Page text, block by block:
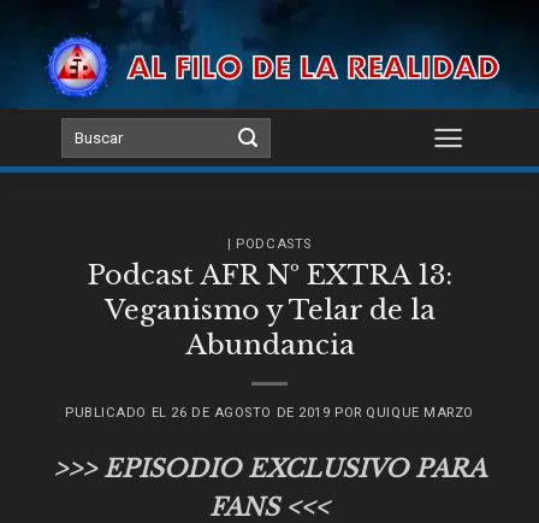
content
| PODCASTS
Podcast AFR Nº EXTRA 13:
Veganismo y Telar de la
Abundancia
PUBLICADO EL 26 DE AGOSTO DE 2019 POR QUIQUE MARZO
>>> EPISODIO EXCLUSIVO PARA
FANS <<<